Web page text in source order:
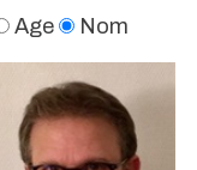
Age Nom